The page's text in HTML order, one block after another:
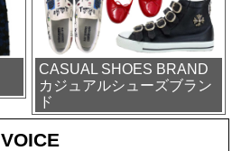
CASUAL SHOES BRAND
カジュアルシューズブラン
ド
VOICE